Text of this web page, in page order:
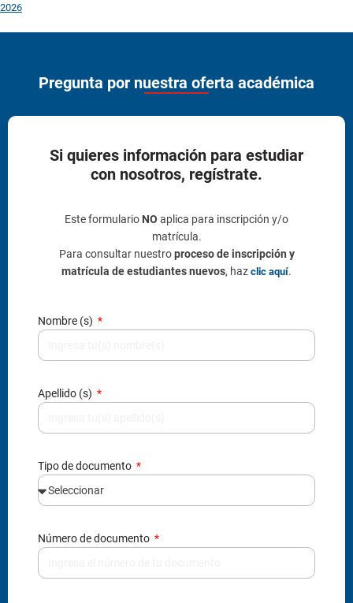
2026
Pregunta por nuestra oferta académica
Si quieres información para estudiar
con nosotros, regístrate.
Este formulario NO aplica para inscripción y/o
matrícula.
Para consultar nuestroproceso de inscripción y
matrícula de estudiantes nuevos, haz clic aquí.
Nombre (s)
Apellido (s)
Tipo de documento
Número de documento